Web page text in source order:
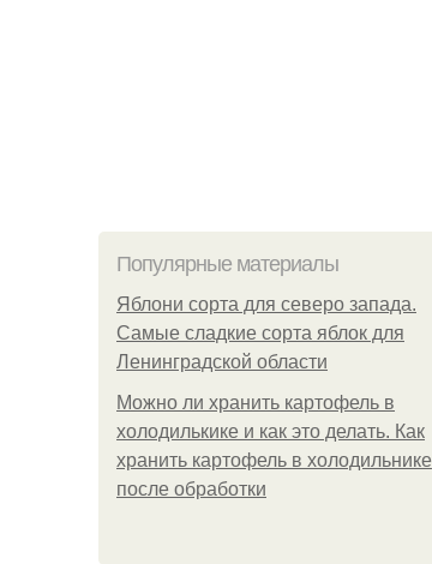
Популярные материалы
Яблони сорта для северо запада.
Самые сладкие сорта яблок для
Ленинградской области
Можно ли хранить картофель в
холодилькике и как это делать. Как
хранить картофель в холодильнике
после обработки